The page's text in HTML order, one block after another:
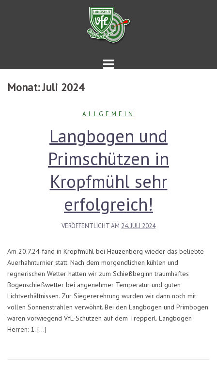
Monat:Juli 2024
ALLGEMEIN
Langbogen und
Primschützen in
Kropfmühl sehr
erfolgreich!
VERÖFFENTLICHT AM 24. JULI 2024
Am 20.7.24 fand in Kropfmühl bei Hauzenberg wieder das beliebte
Auerhahnturnier statt. Nach dem morgendlichen kühlen und
regnerischen Wetter hatten wir zum Schießbeginn traumhaftes
Bogenschießwetter bei angenehmer Temperatur und guten
Lichtverhältnissen. Zur Siegererehrung wurden wir dann noch mit
vollen Sonnenstrahlen verwöhnt. Bei den Langbogen und Primbogen
waren vorwiegend VfL-Schützen auf dem Trepperl. Langbogen
Herren: 1. […]